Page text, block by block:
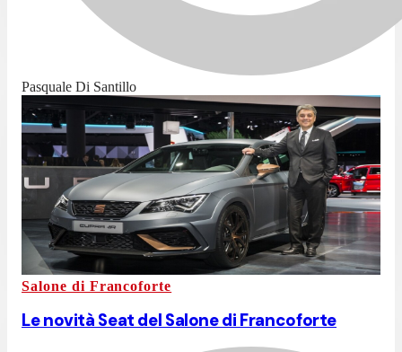
Pasquale Di Santillo
Salone di Francoforte
Le novità Seat del Salone di Francoforte